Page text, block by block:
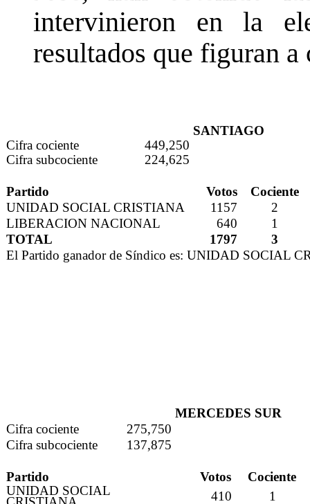
intervinieron en la
resultados que figuran
SANTIAGO
Cifra cociente
449,250
Cifra subcociente
224,625
Partido Votos
Cociente
UNIDAD SOCIAL CRISTIANA
1157
2
LIBERACION NACIONAL
640
1
TOTAL
1797
3
El Partido ganador de Síndico es: UNIDAD SOCIAL
MERCEDES SUR
Cifra cociente
275,750
Cifra subcociente
137,875
Partido Votos
Cociente
UNIDAD SOCIAL
410
1